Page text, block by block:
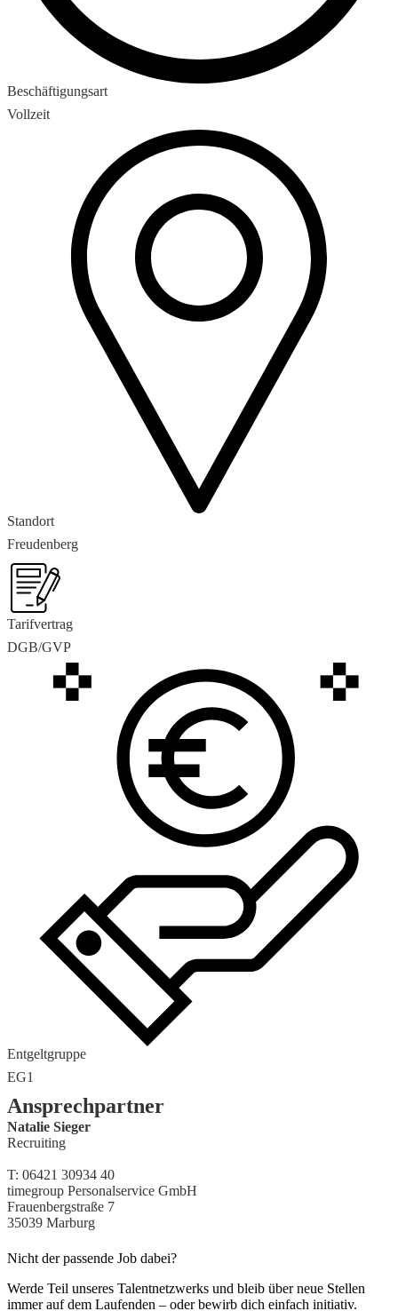
Beschäftigungsart
Vollzeit
Standort
Freudenberg
Tarifvertrag
DGB/GVP
Entgeltgruppe
EG1
Ansprechpartner
Natalie Sieger
Recruiting
T: 06421 30934 40
timegroup Personalservice GmbH
Frauenbergstraße 7
35039 Marburg
Nicht der passende Job dabei?
Werde Teil unseres Talentnetzwerks und bleib über neue Stellen
immer auf dem Laufenden – oder bewirb dich einfach initiativ.